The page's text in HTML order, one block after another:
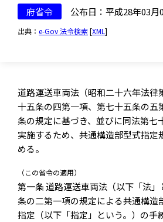
府省令 公布日：平成28年03月
出典： e-Gov 法令検索[XML ]
道路運送車両法（昭和二十六年法律
十五条の四第一項、第七十五条の五
条の規定に基づき、並びに同法第七
実施するため、共通構造部型式指定
める。
（この省令の適用）
第一条道路運送車両法（以下「法
条の二第一項の規定による共通構造
指定（以下「指定」という。）の手